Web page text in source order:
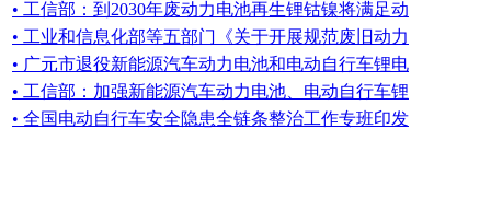
• 工信部：到2030年废动力电池再生锂钴镍将满足动
• 工业和信息化部等五部门《关于开展规范废旧动力
• 广元市退役新能源汽车动力电池和电动自行车锂电
• 工信部：加强新能源汽车动力电池、电动自行车锂
• 全国电动自行车安全隐患全链条整治工作专班印发